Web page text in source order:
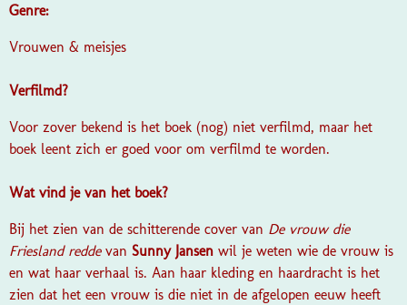
Genre:
Vrouwen & meisjes
Verfilmd?
Voor zover bekend is het boek (nog) niet verfilmd, maar het
boek leent zich er goed voor om verfilmd te worden.
Wat vind je van het boek?
Bij het zien van de schitterende cover van De vrouw die
Friesland redde van Sunny Jansen wil je weten wie de vrouw is
en wat haar verhaal is. Aan haar kleding en haardracht is het
zien dat het een vrouw is die niet in de afgelopen eeuw heeft